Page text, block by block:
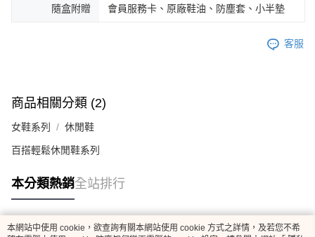
隨盒附贈 會員服務卡、原廠鞋油、防塵套、小半墊
客服
商品相關分類 (2)
女鞋系列 休閒鞋
百搭輕鬆休閒鞋系列
本分類熱銷全站排行
本網站中使用 cookie，欲查詢有關本網站使用 cookie 方式之詳情，及若您不希